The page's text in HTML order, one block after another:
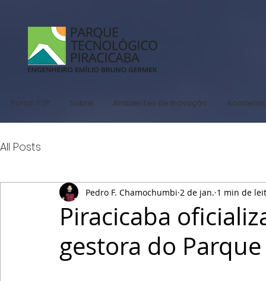
Portal PTP Sobre Ambientes de Inovação
All Posts
Piracicaba
gestora do
Pedro F. Chamochumbi 2 de jan. 1 min de